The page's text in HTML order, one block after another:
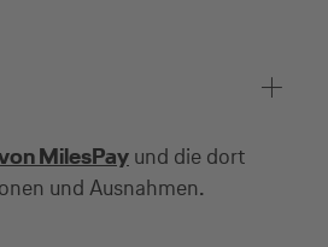
MilesPayund die dort
und Ausnahmen.